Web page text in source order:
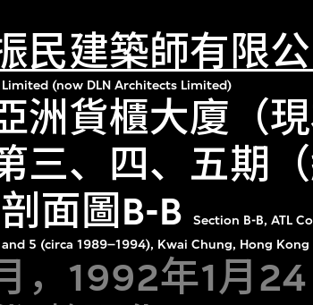
民建築師有限
(now DLN Architects Limited)
洲貨櫃大廈（
三、四、五期
面圖B-B
Section B-B, ATL
5 (circa 1989–1994), Kwai Chung, Hong Kong
，1992年1月24